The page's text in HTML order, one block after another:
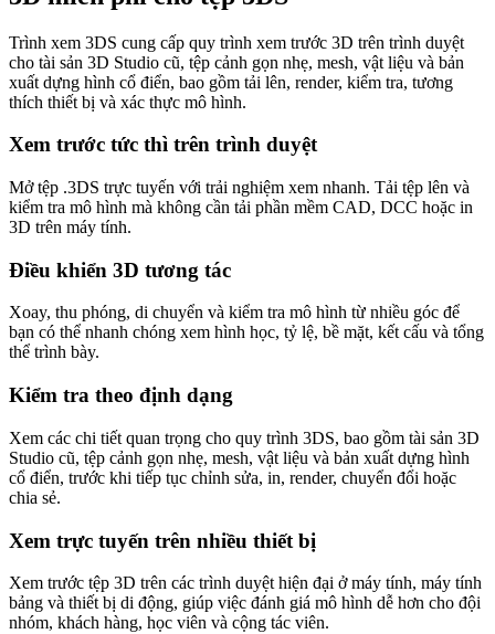
Trình xem 3DS cung cấp quy trình xem trước 3D trên trình duyệt
cho tài sản 3D Studio cũ, tệp cảnh gọn nhẹ, mesh, vật liệu và bản
xuất dựng hình cổ điển, bao gồm tải lên, render, kiểm tra, tương
thích thiết bị và xác thực mô hình.
Xem trước tức thì trên trình duyệt
Mở tệp .3DS trực tuyến với trải nghiệm xem nhanh. Tải tệp lên và
kiểm tra mô hình mà không cần tải phần mềm CAD, DCC hoặc in
3D trên máy tính.
Điều khiển 3D tương tác
Xoay, thu phóng, di chuyển và kiểm tra mô hình từ nhiều góc để
bạn có thể nhanh chóng xem hình học, tỷ lệ, bề mặt, kết cấu và tổng
thể trình bày.
Kiểm tra theo định dạng
Xem các chi tiết quan trọng cho quy trình 3DS, bao gồm tài sản 3D
Studio cũ, tệp cảnh gọn nhẹ, mesh, vật liệu và bản xuất dựng hình
cổ điển, trước khi tiếp tục chỉnh sửa, in, render, chuyển đổi hoặc
chia sẻ.
Xem trực tuyến trên nhiều thiết bị
Xem trước tệp 3D trên các trình duyệt hiện đại ở máy tính, máy tính
bảng và thiết bị di động, giúp việc đánh giá mô hình dễ hơn cho đội
nhóm, khách hàng, học viên và cộng tác viên.